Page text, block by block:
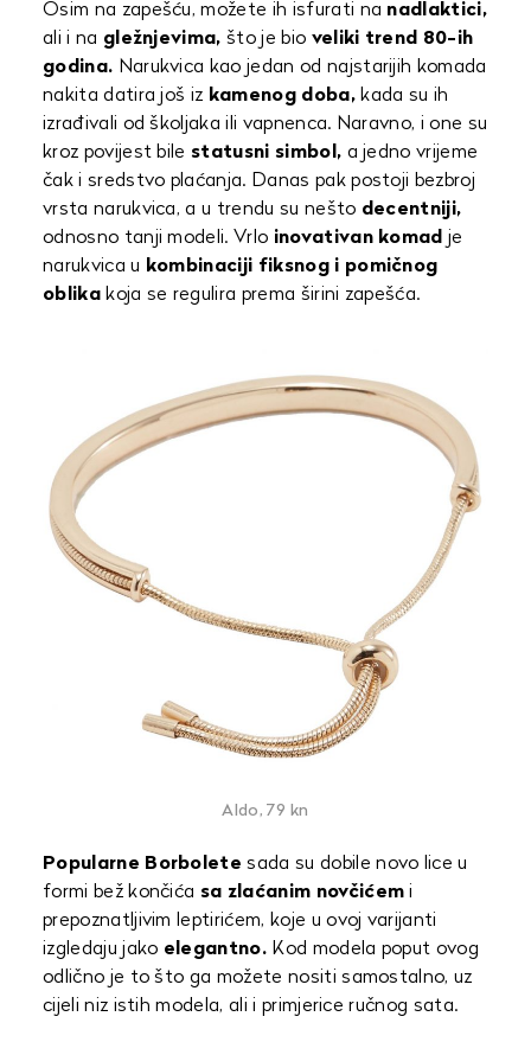
Osim na zapešću, možete ih isfurati na nadlaktici,
ali i na gležnjevima, što je bio veliki trend 80-ih
godina. Narukvica kao jedan od najstarijih komada
nakita datira još iz kamenog doba,kada su ih
izrađivali od školjaka ili vapnenca. Naravno, i one su
kroz povijest bile statusni simbol, a jedno vrijeme
čak i sredstvo plaćanja. Danas pak postoji bezbroj
vrsta narukvica, a u trendu su nešto decentniji,
odnosno tanji modeli. Vrlo inovativan komad je
narukvica u kombinaciji fiksnog i pomičnog
oblikakoja se regulira prema širini zapešća.
Aldo, 79 kn
Popularne Borbolete sada su dobile novo lice u
formi bež končića sa zlaćanim novčićem i
prepoznatljivim leptirićem, koje u ovoj varijanti
izgledaju jako elegantno. Kod modela poput ovog
odlično je to što ga možete nositi samostalno, uz
cijeli niz istih modela, ali i primjerice ručnog sata.